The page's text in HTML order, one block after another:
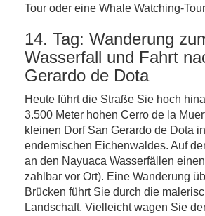
Tour oder eine Whale Watching-
14. Tag: Wanderung
Wasserfall und Fahrt
Gerardo de Dota
Heute führt die Straße Sie hoch
3.500 Meter hohen Cerro de la
kleinen Dorf San Gerardo de Dota
endemischen Eichenwaldes. Auf
an den Nayuaca Wasserfällen
zahlbar vor Ort). Eine Wanderung
Brücken führt Sie durch die
Landschaft. Vielleicht wagen Sie